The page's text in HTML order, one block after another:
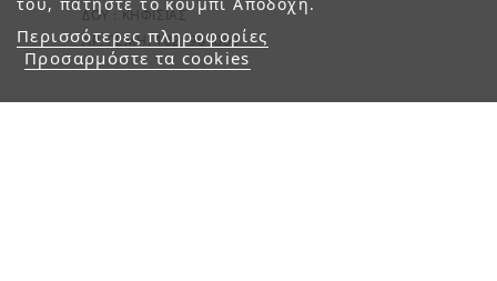
Περισσότερες πληροφορίες
Προσαρμόστε τα cookies
ΔΟΥ : ΚΗΦΙΣΙΑΣ
ΑΡ. ΓΕΜΗ: 1821901000